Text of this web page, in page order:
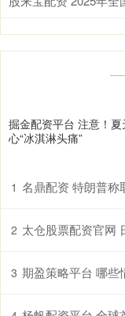
掘金配资平台 注意！
心“冰淇淋头痛”
1 名鼎配资 特朗普称取消与
2 太仓股票配资官网
3 期盈策略平台 哪些情